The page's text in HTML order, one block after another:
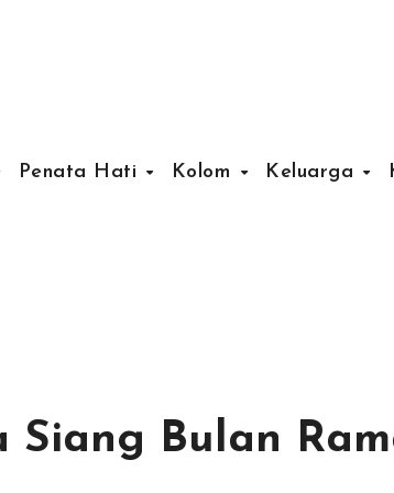
Penata Hati Kolom Keluarga
Siang Bulan